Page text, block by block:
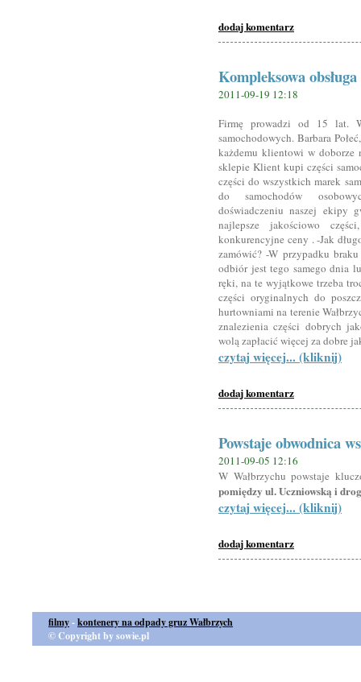
dodaj komentarz
Kompleksowa obsługa
2011-09-19 12:18
Firmę prowadzi od 15 lat.
samochodowych. Barbara
każdemu klientowi w doborze
sklepie Klient kupi części
części do wszystkich marek
do samochodów
doświadczeniu naszej ekipy
najlepsze jakościowo
konkurencyjne ceny . -Jak
zamówić? -W przypadku
odbiór jest tego samego dnia
ręki, na te wyjątkowe trzeba
części oryginalnych do
hurtowniami na terenie
znalezienia części dobrych
wolą zapłacić więcej za dobre
czytaj więcej... (kliknij)
dodaj komentarz
Powstaje obwodnica
2011-09-05 12:16
W Wałbrzychu powstaje
pomiędzy ul. Uczniowską i
czytaj więcej... (kliknij)
dodaj komentarz
filmy-kontenery na odpady gruz Wałbrzych
© Copyright by sowie.pl